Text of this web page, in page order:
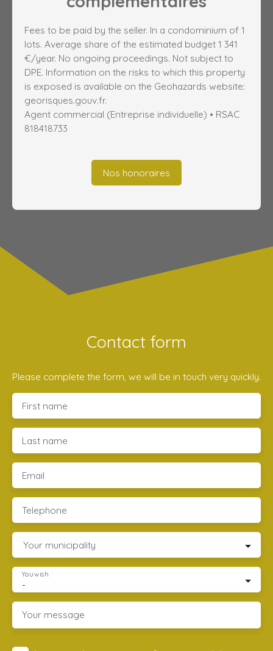
Fees to be paid by the seller. In a condominium of 1
lots. Average share of the estimated budget 1 341
€/year. No ongoing proceedings. Not subject to
DPE. Information on the risks to which this property
is exposed is available on the Geohazards website:
georisques.gouv.fr.
Agent commercial (Entreprise individuelle) • RSAC
818418733
Nos honoraires
Contact form
Please complete the form, we will be in touch very quickly.
First name
Last name
Email
Telephone
Your municipality
-
You wish
Your message